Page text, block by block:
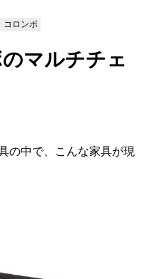
コロンボ
マルチチェ
の中で、こんな家具が現